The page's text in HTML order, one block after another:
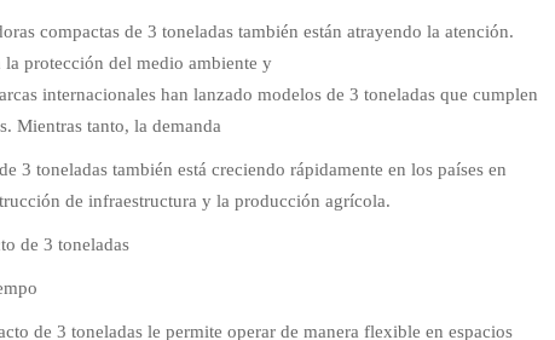
compactas de 3 toneladas también están atrayendo la atención.
la protección del medio ambiente y
internacionales han lanzado modelos de 3 toneladas que cumplen
Mientras tanto, la demanda
3 toneladas también está creciendo rápidamente en los países en
de infraestructura y la producción agrícola.
de 3 toneladas
de 3 toneladas le permite operar de manera flexible en espacios